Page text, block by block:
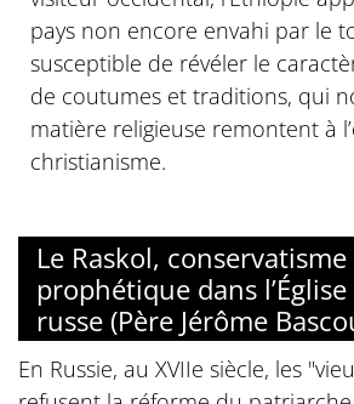
pays non encore envahi par le
susceptible de révéler le
de coutumes et traditions, qui
matière religieuse remontent à
christianisme.
Le Raskol, conservatisme
prophétique dans
russe (Père Jérôme
En Russie, au XVIIe siècle, les